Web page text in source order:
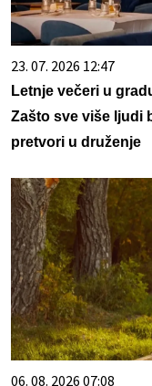
23. 07. 2026 12:47
Letnje večeri u
Zašto sve više ljudi
pretvori u druženje
06. 08. 2026 07:08